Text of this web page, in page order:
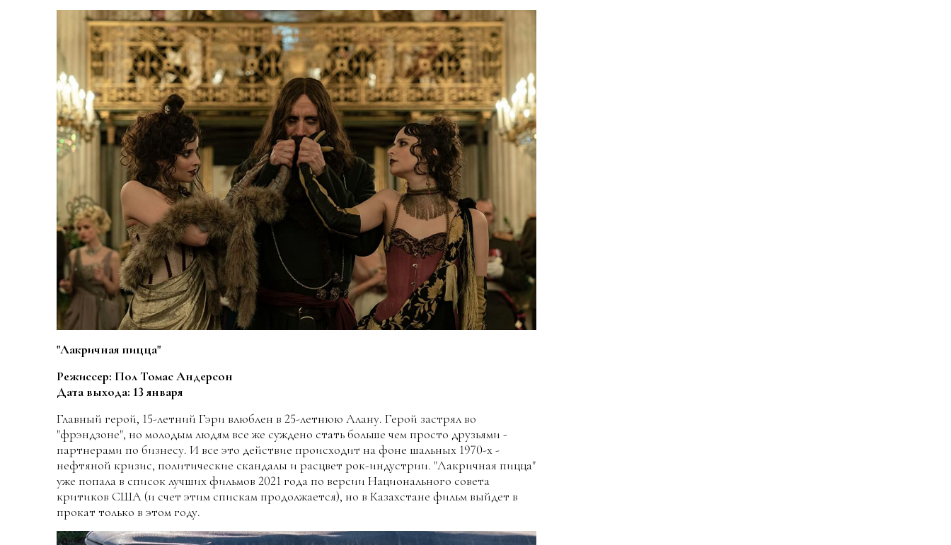
"Лакричная пицца"
Режиссер: Пол Томас Андерсон
Дата выхода: 13 января
Главный герой, 15-летний Гэри влюблен в 25-летнюю Алану. Герой застрял во
"фрэндзоне", но молодым людям все же суждено стать больше чем просто друзьями -
партнерами по бизнесу. И все это действие происходит на фоне шальных 1970-х -
нефтяной кризис, политические скандалы и расцвет рок-индустрии. "Лакричная пицца"
уже попала в список лучших фильмов 2021 года по версии Национального совета
критиков США (и счет этим спискам продолжается), но в Казахстане фильм выйдет в
прокат только в этом году.